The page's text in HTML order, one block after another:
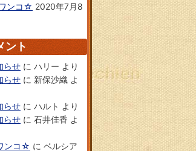
ンコ☆ 2020年7月8
ント
らせ に ハリー より
らせ に 新保沙織 よ
らせ に ハルト より
らせ に 石井佳香 よ
ンコ☆ に ベルシア